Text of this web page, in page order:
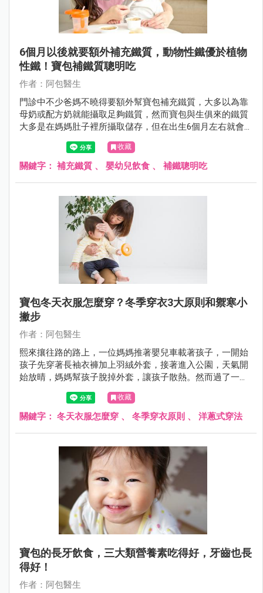
6個月以後就要額外補充鐵質，動物性鐵優於植物
性鐵！寶包補鐵質聰明吃
作者：阿包醫生
門診中不少爸媽不曉得要額外幫寶包補充鐵質，大多以為靠
母奶或配方奶就能攝取足夠鐵質，然而寶包與生俱來的鐵質
大多是在媽媽肚子裡所攝取儲存，但在出生6個月左右就會
消耗殆盡，這時就須從食物中攝取鐵質，以下來說說如何幫
寶包聰明補鐵。
收藏
關鍵字： 補充鐵質 、 嬰幼兒飲食 、 補鐵聰明吃
寶包冬天衣服怎麼穿？冬季穿衣3大原則和禦寒小
撇步
作者：阿包醫生
熙來攘往路的路上，一位媽媽推著嬰兒車載著孩子，一開始
孩子先穿著長袖衣褲加上羽絨外套，接著進入公園，天氣開
始放晴，媽媽幫孩子脫掉外套，讓孩子散熱。然而過了一會
兒，天空雲層開始變厚，媽媽又趕緊幫孩子套上外套，就這
樣媽媽幫孩子穿脫衣服來回不下5～6次，旁人看了都累了。
收藏
關鍵字： 冬天衣服怎麼穿 、 冬季穿衣原則 、 洋蔥式穿法
寶包的長牙飲食，三大類營養素吃得好，牙齒也長
得好！
作者：阿包醫生